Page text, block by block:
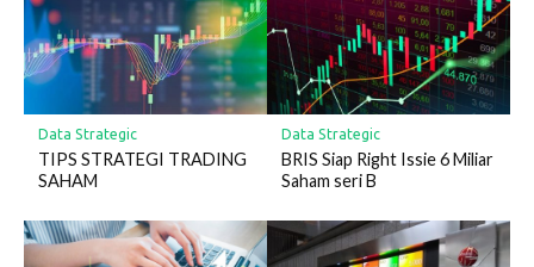
Data Strategic
TIPS STRATEGI TRADING
SAHAM
Data Strategic
BRIS Siap Right Issie 6 Miliar
Saham seri B